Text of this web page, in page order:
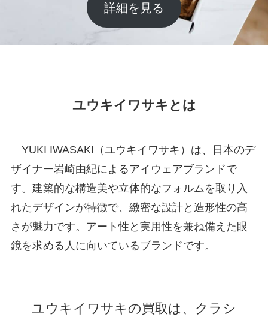
詳細を見る
ユウキイワサキとは
YUKI IWASAKI（ユウキイワサキ）は、日本のデ
ザイナー岩崎由紀によるアイウェアブランドで
す。建築的な構造美や立体的なフォルムを取り入
れたデザインが特徴で、緻密な設計と造形性の高
さが魅力です。アート性と実用性を兼ね備えた眼
鏡を求める人に向いているブランドです。
ユウキイワサキの買取は、クラシ